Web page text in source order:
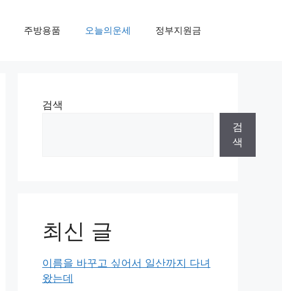
주방용품 오늘의운세 정부지원금
검색
검
색
최신 글
이름을 바꾸고 싶어서 일산까지 다녀
왔는데